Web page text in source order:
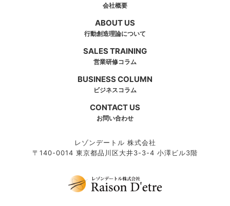
会社概要
ABOUT US
行動創造理論について
SALES TRAINING
営業研修コラム
BUSINESS COLUMN
ビジネスコラム
CONTACT US
お問い合わせ
レゾンデートル 株式会社
〒140-0014 東京都品川区大井3-3-4 小澤ビル3階